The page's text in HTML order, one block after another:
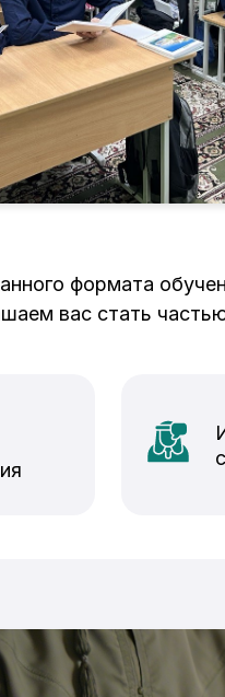
формата
вас стать